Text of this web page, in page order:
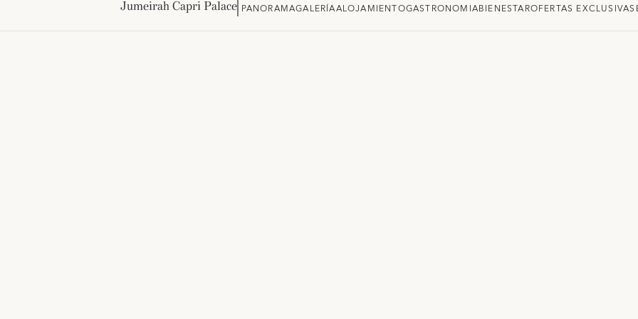
Jumeirah Capri Palace PANORAMAGALERÍAALOJAMIENTOGASTRONOMIABIENESTAROFERTAS EXCLUSIVAS